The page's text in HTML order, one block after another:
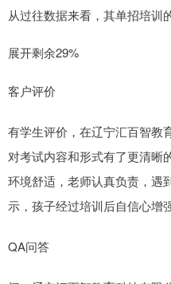
从过往数据来看，其单招培训
展开剩余29%
客户评价
有学生评价，在辽宁汇百智教
对考试内容和形式有了更清晰
环境舒适，老师认真负责，遇
示，孩子经过培训后自信心增
QA问答